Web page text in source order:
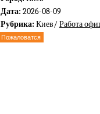
Дата: 2026-08-09
Рубрика: Киев/ Работа
Пожаловатся